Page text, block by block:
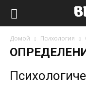
Домой Психология